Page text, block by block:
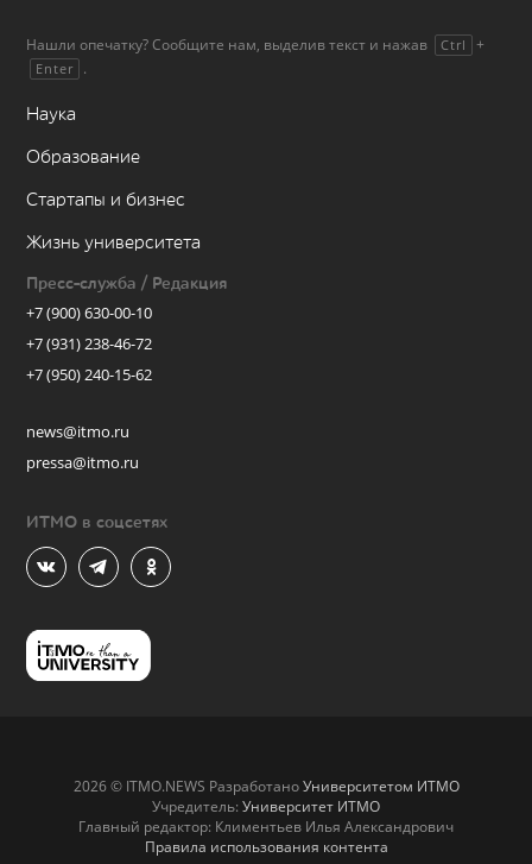
Нашли опечатку? Сообщите нам, выделив текст и нажав Ctrl +
Enter .
Наука
Образование
Стартапы и бизнес
Жизнь университета
Пресс-служба / Редакция
+7 (900) 630-00-10
+7 (931) 238-46-72
+7 (950) 240-15-62
news@itmo.ru
pressa@itmo.ru
ИТМО в соцсетях
2026 © ITMO.NEWS РазработаноУниверситетом ИТМО
Учредитель: Университет ИТМО
Главный редактор: Климентьев Илья Александрович
Правила использования контента